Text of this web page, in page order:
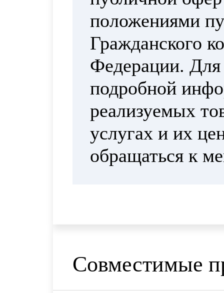
положениями
Гражданского
Федерации. Для
подробной
реализуемых
услугах и их
обращаться к
Совместимые